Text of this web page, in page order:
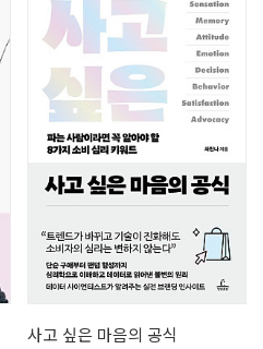
사고 싶은 마음의 공식